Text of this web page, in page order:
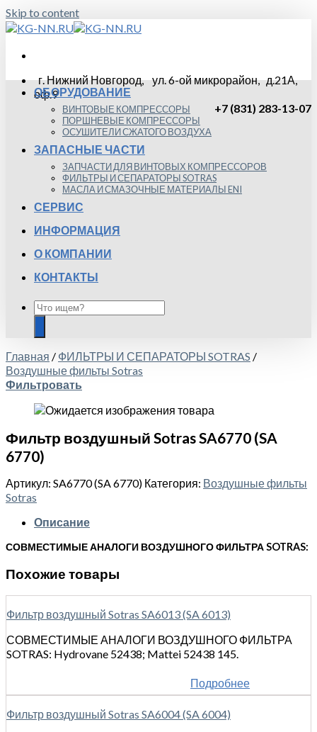
Skip to content
г. Нижний Новгород, ул. 6-ой микрорайон, д.21А,
оф.9
+7 (831) 283-13-07
ОБОРУДОВАНИЕ
ВИНТОВЫЕ КОМПРЕССОРЫ
ПОРШНЕВЫЕ КОМПРЕССОРЫ
ОСУШИТЕЛИ СЖАТОГО ВОЗДУХА
ЗАПАСНЫЕ ЧАСТИ
ЗАПЧАСТИ ДЛЯ ВИНТОВЫХ КОМПРЕССОРОВ
ФИЛЬТРЫ И СЕПАРАТОРЫ SOTRAS
МАСЛА И СМАЗОЧНЫЕ МАТЕРИАЛЫ ENI
СЕРВИС
ИНФОРМАЦИЯ
О КОМПАНИИ
КОНТАКТЫ
Главная / ФИЛЬТРЫ И СЕПАРАТОРЫ SOTRAS /
Воздушные фильты Sotras
Фильтровать
Фильтр воздушный Sotras SA6770 (SA
6770)
Артикул: SA6770 (SA 6770) Категория: Воздушные фильты
Sotras
Описание
СОВМЕСТИМЫЕ АНАЛОГИ ВОЗДУШНОГО ФИЛЬТРА SOTRAS:
Похожие товары
Фильтр воздушный Sotras SA6013 (SA 6013)
СОВМЕСТИМЫЕ АНАЛОГИ ВОЗДУШНОГО ФИЛЬТРА
SOTRAS: Hydrovane 52438; Mattei 52438 145.
Подробнее
Фильтр воздушный Sotras SA6004 (SA 6004)